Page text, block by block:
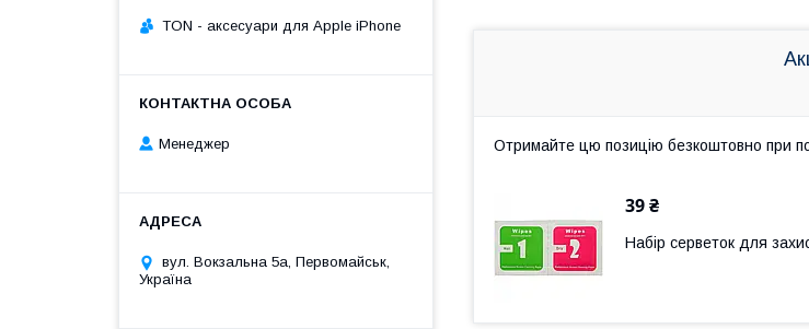
Отримайте цю позицію безкоштовно при
39 ₴
Набір серветок для
TON - аксесуари для Apple iPhone
Менеджер
вул. Вокзальна 5а, Первомайськ,
Україна